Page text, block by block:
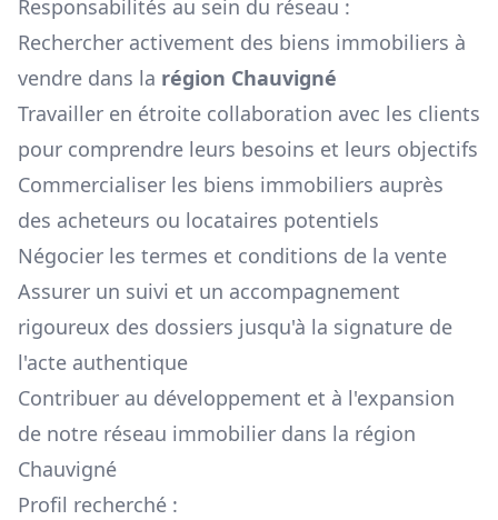
Responsabilités au sein du réseau :
Rechercher activement des biens immobiliers à
vendre dans la région Chauvigné
Travailler en étroite collaboration avec les clients
pour comprendre leurs besoins et leurs objectifs
Commercialiser les biens immobiliers auprès
des acheteurs ou locataires potentiels
Négocier les termes et conditions de la vente
Assurer un suivi et un accompagnement
rigoureux des dossiers jusqu'à la signature de
l'acte authentique
Contribuer au développement et à l'expansion
de notre réseau immobilier dans la région
Chauvigné
Profil recherché :